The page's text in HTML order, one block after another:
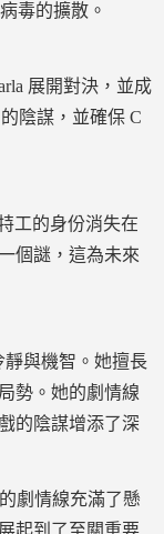
毒的擴散。
展開對決，並成
陰謀，並確保 C
工的身份消失在
個謎，這為未來
靜與機智。她擅長
勢。她的劇情線
的陰謀增添了深
劇情線充滿了懸
起到了至關重要